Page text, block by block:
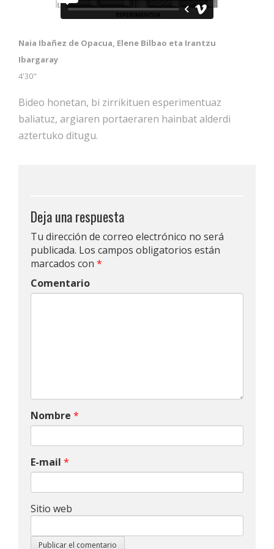
Naia Ibañez de Opacua, Elene Bilbao eta Irantzu
Ibargaray
4'30"
Bideo honetan, bi zirrikituen esperimentuaz
baliatuz, argiaren portaeraren hainbat alderdi
aztertuko ditugu.
Deja una respuesta
Tu dirección de correo electrónico no será
publicada. Los campos obligatorios están
marcados con *
Comentario
Nombre *
E-mail *
Sitio web